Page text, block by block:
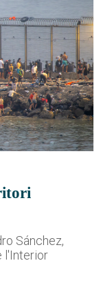
Sánchez,
l'Interior